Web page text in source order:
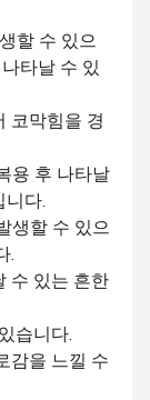
할 수 있으
타날 수 있
코막힘을 경
용 후 나타날
니다.
생할 수 있으
.
수 있는 흔한
습니다.
감을 느낄 수